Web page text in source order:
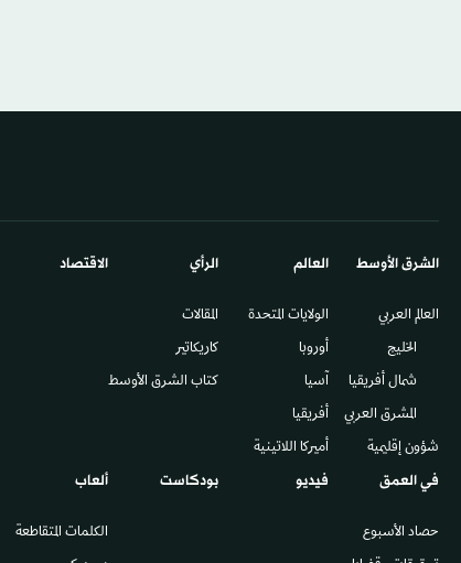
الشرق الأوسط​
العالم العربي
الخليج
شمال أفريقيا
المشرق العربي
شؤون إقليمية
العالم
الولايات المتحدة
أوروبا
آسيا
أفريقيا
أميركا اللاتينية
الرأي
المقالات
كاريكاتير
كتاب الشرق الأوسط
الاقتصاد
في العمق
حصاد الأسبوع
فيديو بودكاست ألعاب
الكلمات المتقاطعة